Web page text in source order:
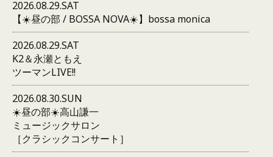
2026.08.29.SAT
【☀️昼の部 / BOSSA NOVA☀️】bossa monica
2026.08.29.SAT
K2＆永瀬ともえ
ツーマンLIVE!!
2026.08.30.SUN
☀️昼の部☀️高山謙一
ミュージックサロン
［クラシックコンサート］